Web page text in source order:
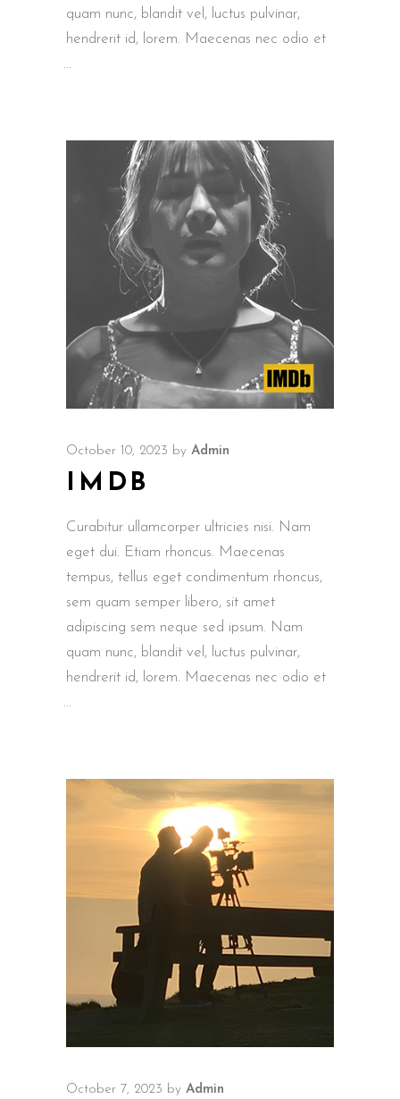
quam nunc, blandit vel, luctus pulvinar,
hendrerit id, lorem. Maecenas nec odio et
October 10, 2023 by Admin
IMDB
Curabitur ullamcorper ultricies nisi. Nam
eget dui. Etiam rhoncus. Maecenas
tempus, tellus eget condimentum rhoncus,
sem quam semper libero, sit amet
adipiscing sem neque sed ipsum. Nam
quam nunc, blandit vel, luctus pulvinar,
hendrerit id, lorem. Maecenas nec odio et
October 7, 2023 by Admin